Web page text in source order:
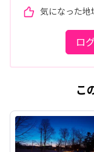
気になった地
ロ
こ